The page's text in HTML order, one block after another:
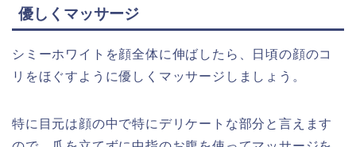
優しくマッサージ
シミーホワイトを顔全体に伸ばしたら、日頃の顔のコ
リをほぐすように優しくマッサージしましょう。
特に目元は顔の中で特にデリケートな部分と言えます